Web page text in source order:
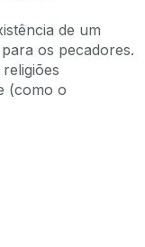
de um
os pecadores.
(como o